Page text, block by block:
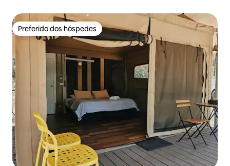
Preferido dos hóspedes
Preferido dos hóspedes